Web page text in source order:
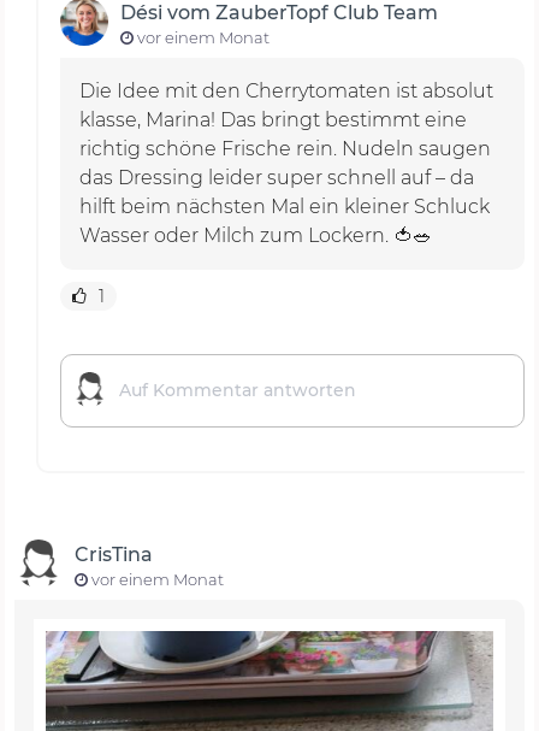
Dési vom ZauberTopf Club Team
vor einem Monat
Die Idee mit den Cherrytomaten ist absolut
klasse, Marina! Das bringt bestimmt eine
richtig schöne Frische rein. Nudeln saugen
das Dressing leider super schnell auf – da
hilft beim nächsten Mal ein kleiner Schluck
Wasser oder Milch zum Lockern. 🍅🥗
1
CrisTina
vor einem Monat